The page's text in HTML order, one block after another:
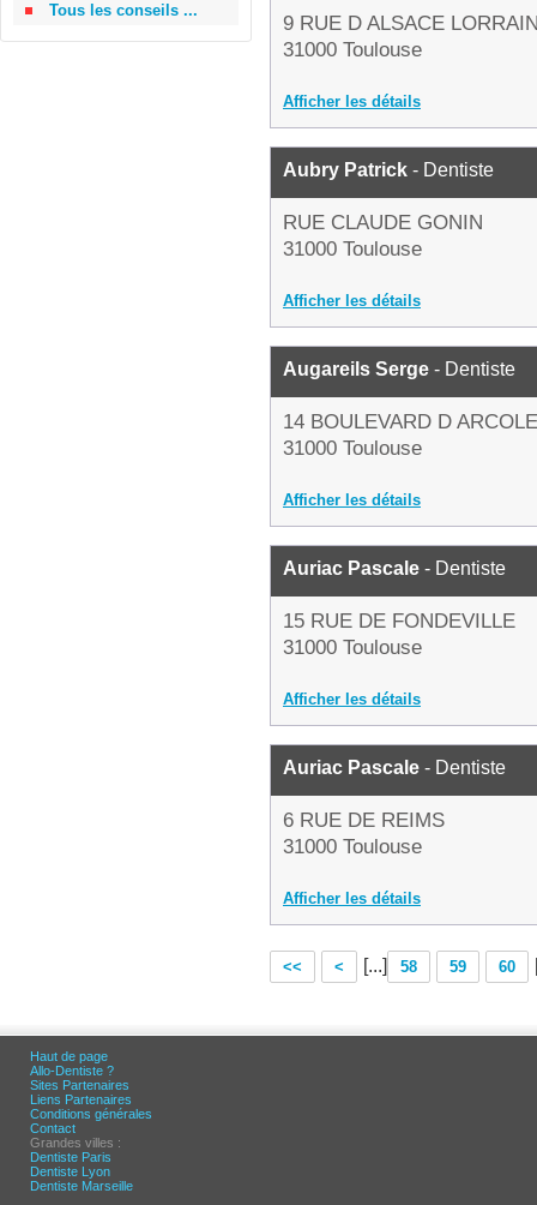
Tous les conseils ...
9 RUE D ALSACE
31000 Toulouse
Afficher les détails
Aubry Patrick - Dentiste
RUE CLAUDE GONIN
31000 Toulouse
Afficher les détails
Augareils Serge - Dentiste
14 BOULEVARD D ARCOLE
31000 Toulouse
Afficher les détails
Auriac Pascale - Dentiste
15 RUE DE FONDEVILLE
31000 Toulouse
Afficher les détails
Auriac Pascale - Dentiste
6 RUE DE REIMS
31000 Toulouse
Afficher les détails
<< < [...] 58 59 60
Haut de page
Allo-Dentiste ?
Sites Partenaires
Liens Partenaires
Conditions générales
Contact
Grandes villes :
Dentiste Paris
Dentiste Lyon
Dentiste Marseille